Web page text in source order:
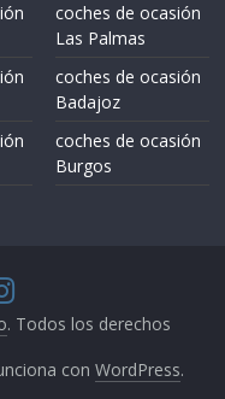
coches de ocasión
Las Palmas
coches de ocasión
Badajoz
coches de ocasión
Burgos
. Todos los derechos
conWordPress.